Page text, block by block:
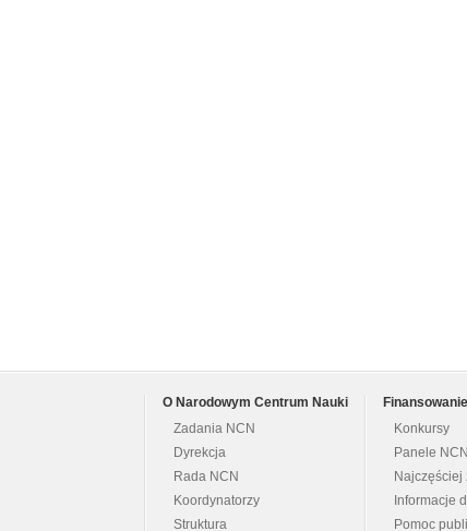
O Narodowym Centrum Nauki
Zadania NCN
Dyrekcja
Rada NCN
Koordynatorzy
Struktura
Konkursy
Panele NCN
Najczęściej
Informacje
Pomoc